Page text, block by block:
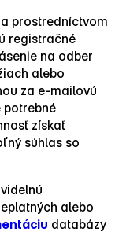
prostredníctvom
registračné
na odber
alebo
za e‑mailovú
potrebné
získať
súhlas so
alebo
databázy